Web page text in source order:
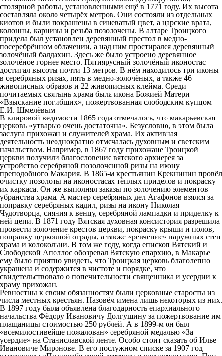
столярной работы, установленными ещё в 1771 году. Их высота
составляла около четырёх метров. Они состояли из отдельных
киотов и были покрашены в синеватый цвет, а царские врата,
колонны, карнизы и резьба позолочены. В алтаре Троицкого
придела был установлен деревянный престол в медно-
посеребрённом облачении, а над ним простирался деревянный
золочёный балдахин. Здесь же было устроено деревянное
золочёное горнее место. Пятиярусный золочёный иконостас
достигал высоты почти 13 метров. В нём находилось три иконы
в серебряных ризах, пять в медно-золочёных, а также 46
живописных образов и 22 живописных клейма. Среди
почитаемых святынь храма была икона Божией Матери
«Взыскание погибших», пожертвованная слободским купцом
Е.И. Шмелёвым.
В клировой ведомости 1865 года отмечалось, что макарьевская
церковь «утварью очень достаточна». Безусловно, в этом была
заслуга прихожан и служителей храма. Их активная
деятельность неоднократно отмечалась духовным и светским
начальством. Например, в 1867 году прихожане Троицкой
церкви получили благословение вятского архиерея за
устройство серебряной позолоченной ризы на икону
преподобного Макария. В 1865-м крестьянин Крекнинин провёл
очистку позолоты на иконостасах тёплых приделов и покраску
их каркаса. Он же выполнял заказы по золочению элементов
убранства храма. А мастер серебряных дел Агафонов взялся за
поправку серебряных кадил, ризы на икону Николая
Чудотворца, сияния к венцу, серебряной лампадки и приделку к
ней цепи. В 1871 году Вятская духовная консистория разрешила
провести золочение крестов церкви, покраску крыши и полов,
поправку церковной ограды, а также «ревчение» наружных стен
храма и колокольни. В том же году, когда епископ Вятский и
Слободской Аполлос обозревал Вятскую епархию, в Макарье
ему было приятно увидеть, что Троицкая церковь благолепно
украшена и содержится в чистоте и порядке, что
свидетельствовало о попечительности священника и усердии к
храму прихожан.
Ревностны к своим обязанностям были церковные старосты из
числа местных крестьян. Назовём имена лишь некоторых из них.
В 1897 году была объявлена благодарность епархиального
начальства Фёдору Ивановичу Долгушину за пожертвование им
плащаницы стоимостью 250 рублей. А в 1899-м он был
«всемилостивейше пожалован» серебряной медалью «За
усердие» на Станиславской ленте. Особо стоит сказать об Илье
Ивановиче Миронове. В его послужном списке за 1907 год